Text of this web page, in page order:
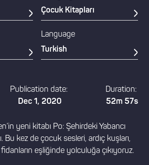
Çocuk Kitapları
Language
Turkish
Publication date:
Dec 1, 2020
Duration:
52m 57s
yeni kitabı Po: Şehirdeki Yabancı
Bu kez de çocuk sesleri, ardıç kuşları,
eşliğinde yolculuğa çıkıyoruz.